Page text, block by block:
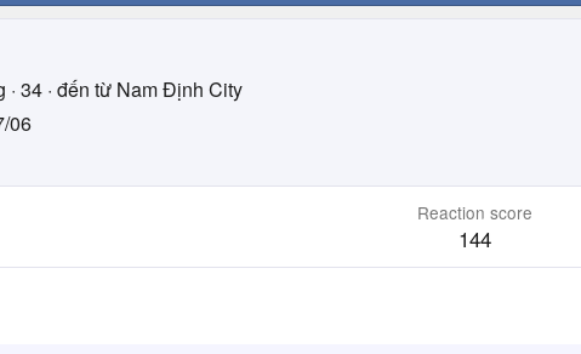
· 34 · đến từ Nam Định City
06
Reaction score
144